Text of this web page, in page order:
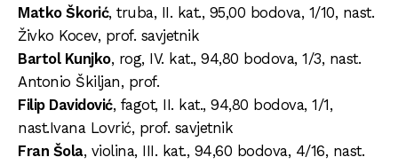
Matko Škorić, truba, II. kat., 95,00 bodova, 1/10, nast.
Živko Kocev, prof. savjetnik
Bartol Kunjko, rog, IV. kat., 94,80 bodova, 1/3, nast.
Antonio Škiljan, prof.
Filip Davidović, fagot, II. kat., 94,80 bodova, 1/1,
nast.Ivana Lovrić, prof. savjetnik
Fran Šola, violina, III. kat., 94,60 bodova, 4/16, nast.